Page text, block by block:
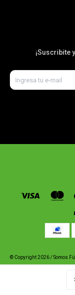
¡Suscribite
© Copyright 2026 / Somos